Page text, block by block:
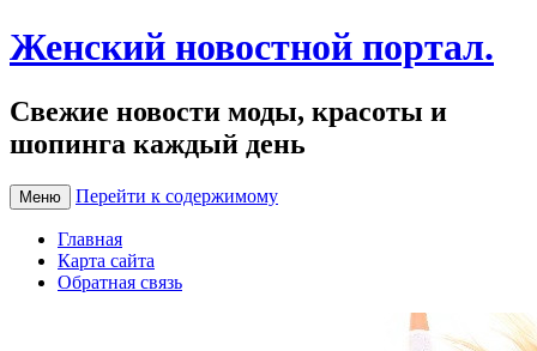
Женский новостной портал.
Свежие новости моды, красоты и
шопинга каждый день
Меню Перейти к содержимому
Главная
Карта сайта
Обратная связь